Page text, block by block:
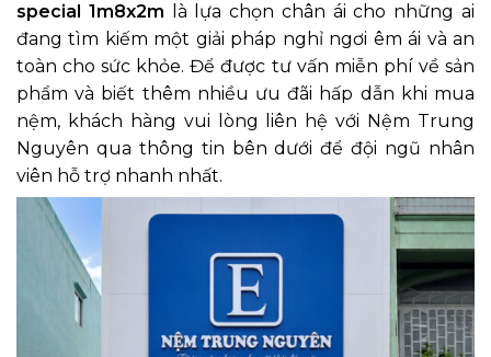
special 1m8x2m là lựa chọn chân ái cho những ai
đang tìm kiếm một giải pháp nghỉ ngơi êm ái và an
toàn cho sức khỏe. Để được tư vấn miễn phí về sản
phẩm và biết thêm nhiều ưu đãi hấp dẫn khi mua
nệm, khách hàng vui lòng liên hệ với Nệm Trung
Nguyên qua thông tin bên dưới để đội ngũ nhân
viên hỗ trợ nhanh nhất.